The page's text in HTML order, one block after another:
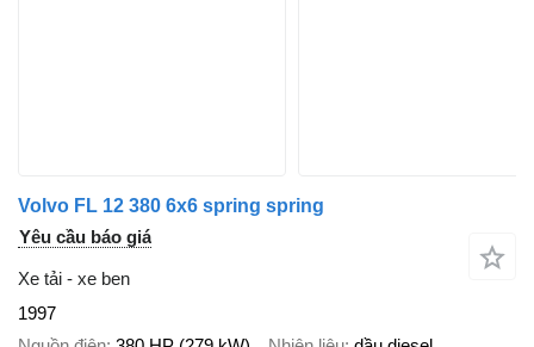
Volvo FL 12 380 6x6 spring spring
Yêu cầu báo giá
Xe tải - xe ben
1997